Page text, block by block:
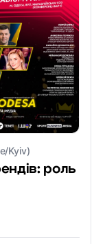
Kyiv)
роль